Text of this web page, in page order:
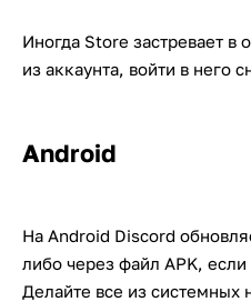
Иногда Store застревает в
из аккаунта, войти в него
Android
На Android Discord
либо через файл APK,
Делайте все из системных